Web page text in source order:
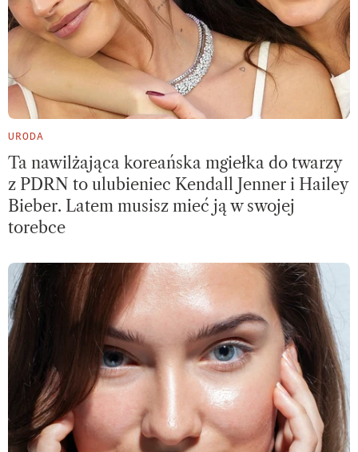
URODA
Ta nawilżająca koreańska mgiełka do twarzy
z PDRN to ulubieniec Kendall Jenner i Hailey
Bieber. Latem musisz mieć ją w swojej
torebce